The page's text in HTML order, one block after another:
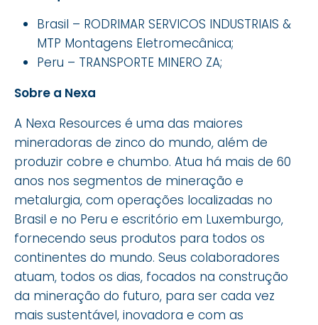
Brasil – RODRIMAR SERVICOS INDUSTRIAIS &
MTP Montagens Eletromecânica;
Peru – TRANSPORTE MINERO ZA;
Sobre a Nexa
A Nexa Resources é uma das maiores
mineradoras de zinco do mundo, além de
produzir cobre e chumbo. Atua há mais de 60
anos nos segmentos de mineração e
metalurgia, com operações localizadas no
Brasil e no Peru e escritório em Luxemburgo,
fornecendo seus produtos para todos os
continentes do mundo. Seus colaboradores
atuam, todos os dias, focados na construção
da mineração do futuro, para ser cada vez
mais sustentável, inovadora e com as